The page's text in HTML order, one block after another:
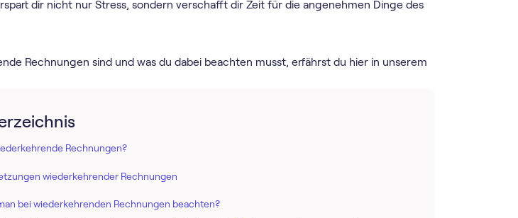
dir nicht nur Stress, sondern verschafft dir Zeit für die angenehmen Dinge des
Rechnungen sind und was du dabei beachten musst, erfährst du hier in unserem
Rechnungen?
wiederkehrender Rechnungen
bei wiederkehrenden Rechnungen beachten?